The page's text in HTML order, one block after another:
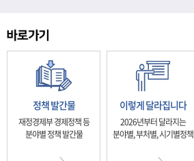
정책 발간물
재정경제부 경제정책 등
분야별 정책 발간물
이렇게 달라집니다
2026년부터 달라지는
분야별, 부처별, 시기별정책